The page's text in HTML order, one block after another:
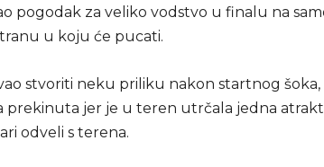
pogodak za veliko vodstvo u finalu na
u koju će pucati.
stvoriti neku priliku nakon startnog šoka,
prekinuta jer je u teren utrčala jedna
odveli s terena.